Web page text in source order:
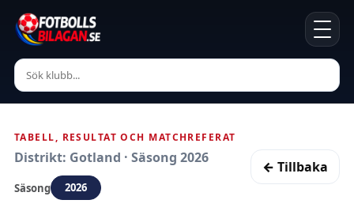
TABELL, RESULTAT OCH MATCHREFERAT
Distrikt: Gotland · Säsong 2026
Säsong 2026
← Tillbaka